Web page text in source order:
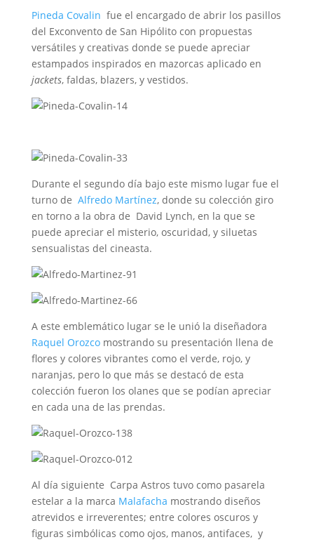
Pineda Covalin fue el encargado de abrir los pasillos
del Exconvento de San Hipólito con propuestas
versátiles y creativas donde se puede apreciar
estampados inspirados en mazorcas aplicado en
jackets, faldas, blazers, y vestidos.
Durante el segundo día bajo este mismo lugar fue el
turno de Alfredo Martínez, donde su colección giro
en torno a la obra de David Lynch, en la que se
puede apreciar el misterio, oscuridad, y siluetas
sensualistas del cineasta.
A este emblemático lugar se le unió la diseñadora
Raquel Orozcomostrando su presentación llena de
flores y colores vibrantes como el verde, rojo, y
naranjas, pero lo que más se destacó de esta
colección fueron los olanes que se podían apreciar
en cada una de las prendas.
Al día siguiente Carpa Astros tuvo como pasarela
estelar a la marca Malafacha mostrando diseños
atrevidos e irreverentes; entre colores oscuros y
figuras simbólicas como ojos, manos, antifaces, y